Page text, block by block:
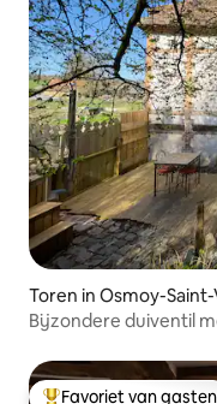
Toren in Osmoy-
Bijzondere duiventil
Favoriet van gasten